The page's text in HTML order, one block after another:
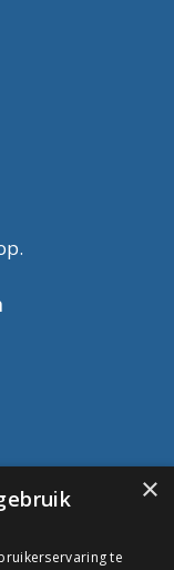
nu af te
met
geen pin.
×
te